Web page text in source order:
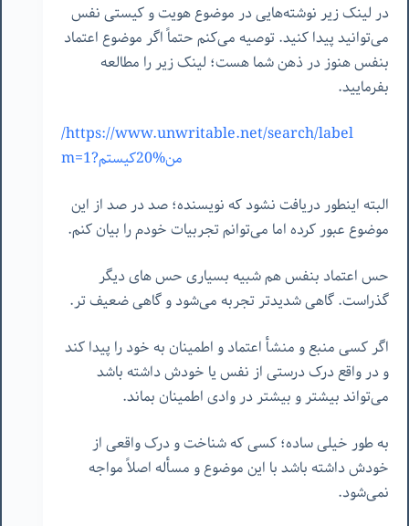
در لینک زیر نوشته‌هایی در موضوع هویت و کیستی نفس
می‌توانید پیدا کنید. توصیه می‌کنم حتماً اگر موضوع اعتماد
بنفس هنوز در ذهن شما هست؛ لینک زیر را مطالعه
بفرمایید.
https://www.unwritable.net/search/label/
من%20کیستم?m=1
البته اینطور دریافت نشود که نویسنده؛ صد در صد از این
موضوع عبور کرده اما می‌توانم تجربیات خودم را بیان کنم.
حس اعتماد بنفس هم شبیه بسیاری حس های دیگر
گذراست. گاهی شدیدتر تجربه می‌شود و گاهی ضعیف تر.
اگر کسی منبع و منشأ اعتماد و اطمینان به خود را پیدا کند
و در واقع درک درستی از نفس یا خودش داشته باشد
می‌تواند بیشتر و بیشتر در وادی اطمینان بماند.
به طور خیلی ساده؛ کسی که شناخت و درک واقعی از
خودش داشته باشد با این موضوع و مسأله اصلاً مواجه
نمی‌شود.